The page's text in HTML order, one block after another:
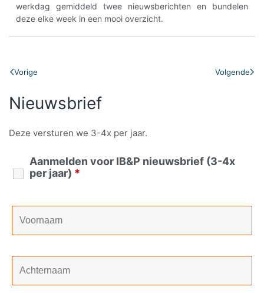
werkdag gemiddeld twee nieuwsberichten en bundelen
deze elke week in een mooi overzicht.
Vorige Volgende
Nieuwsbrief
Deze versturen we 3-4x per jaar.
Aanmelden voor IB&P nieuwsbrief (3-4x
per jaar) *